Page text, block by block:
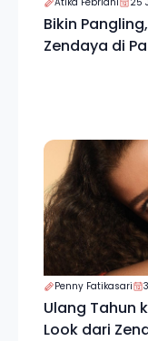
Bikin
Zendaya di
Penny Fatikasari
Ulang Tahun
Look dari